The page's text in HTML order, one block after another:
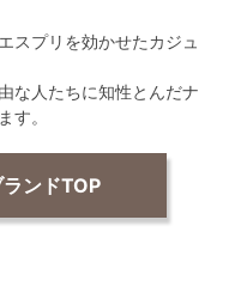
スプリを効かせたカジュ
な人たちに知性とんだナ
す。
ンドTOP